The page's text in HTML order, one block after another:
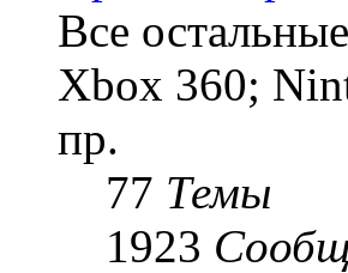
Все
Xbox 360;
пр.
77 Темы
1923